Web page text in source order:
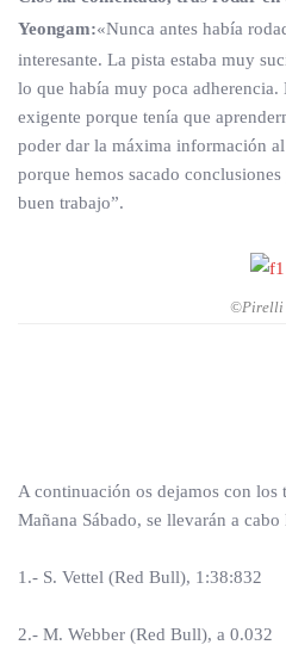
Yeongam:«Nunca antes había
interesante. La pista estaba muy
lo que había muy poca
exigente porque tenía que
poder dar la máxima información
porque hemos sacado
buen trabajo”.
©Pirelli
A continuación os dejamos con los
Mañana Sábado, se llevarán a
1.- S. Vettel (Red Bull), 1:38:832
2.- M. Webber (Red Bull), a 0.032